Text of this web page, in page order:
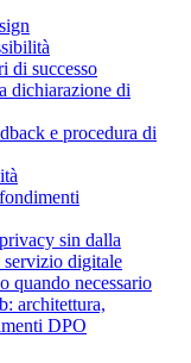
di successo
dichiarazione di
e procedura di
sin dalla
servizio digitale
quando necessario
architettura,
DPO